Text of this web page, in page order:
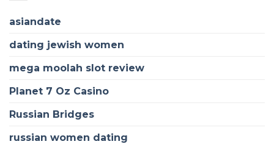
asiandate
dating jewish women
mega moolah slot review
Planet 7 Oz Casino
Russian Bridges
russian women dating